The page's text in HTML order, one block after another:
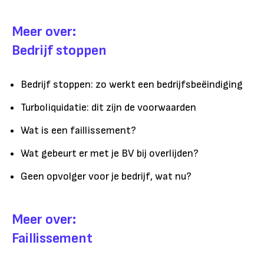
Meer over:
Bedrijf stoppen
Bedrijf stoppen: zo werkt een bedrijfsbeëindiging
Turboliquidatie: dit zijn de voorwaarden
Wat is een faillissement?
Wat gebeurt er met je BV bij overlijden?
Geen opvolger voor je bedrijf, wat nu?
Meer over:
Faillissement